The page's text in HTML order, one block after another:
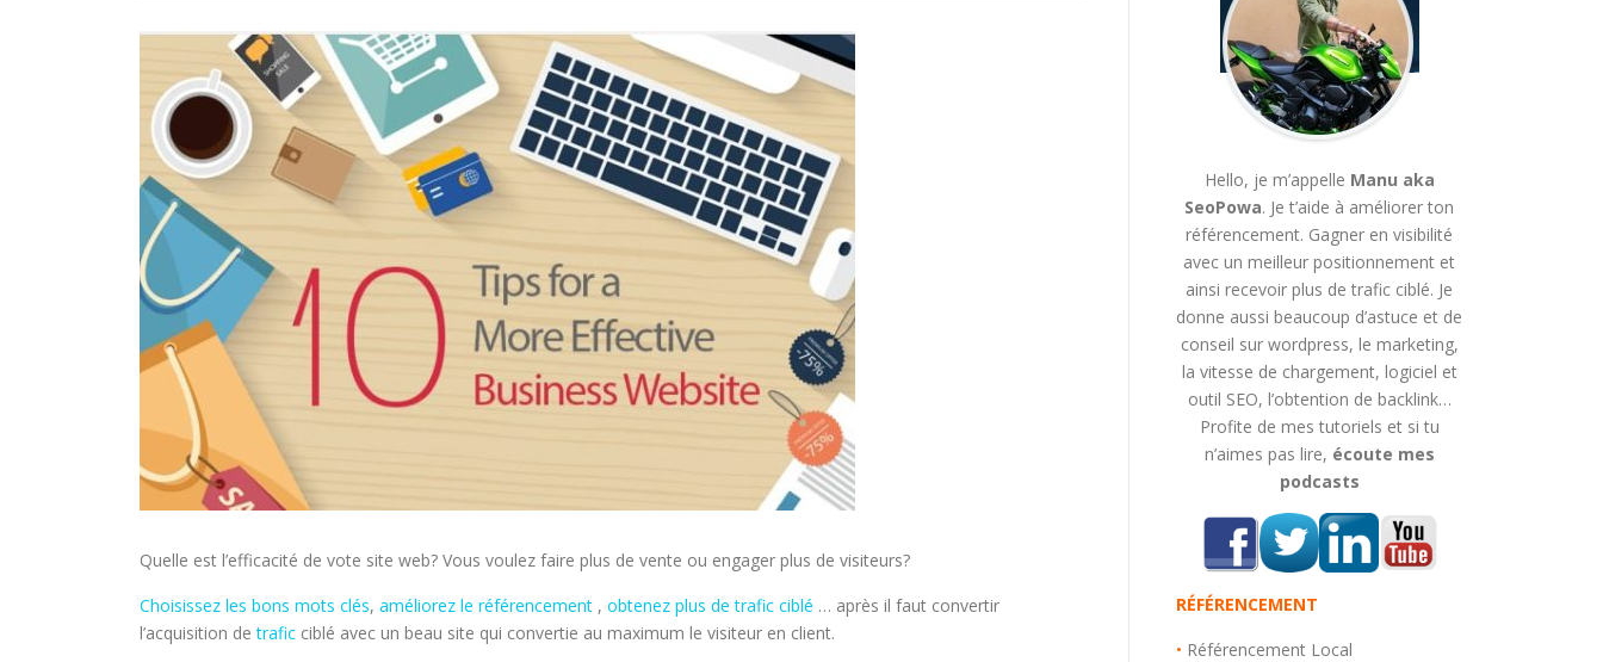
Quelle est l’efficacité de vote site web? Vous voulez faire plus de vente ou engager plus de visiteurs?
Choisissez les bons mots clés, améliorez le référencement , obtenez plus de trafic ciblé … après il faut convertir
l’acquisition detrafic ciblé avec un beau site qui convertie au maximum le visiteur en client.
Hello, je m’appelle Manu aka
SeoPowa. Je t’aide à améliorer ton
référencement. Gagner en visibilité
avec un meilleur positionnement et
ainsi recevoir plus de trafic ciblé. Je
donne aussi beaucoup d’astuce et de
conseil sur wordpress, le marketing,
la vitesse de chargement, logiciel et
outil SEO, l’obtention de backlink…
Profite de mes tutoriels et si tu
n’aimes pas lire, écoute mes
podcasts
RÉFÉRENCEMENT
• Référencement Local